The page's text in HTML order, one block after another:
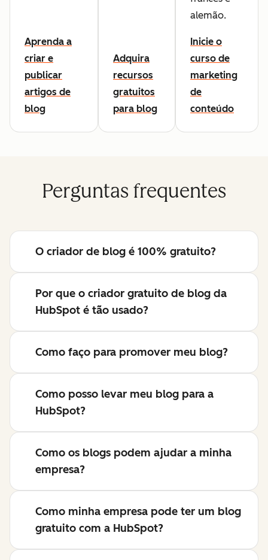
Aprenda a
criar e
publicar
artigos de
blog
Adquira
recursos
gratuitos
para blog
alemão.
Inicie o
curso de
marketing
de
conteúdo
Perguntas frequentes
O criador de blog é 100% gratuito?
Por que o criador gratuito de blog da
HubSpot é tão usado?
Como faço para promover meu blog?
Como posso levar meu blog para a
HubSpot?
Como os blogs podem ajudar a minha
empresa?
Como minha empresa pode ter um blog
gratuito com a HubSpot?